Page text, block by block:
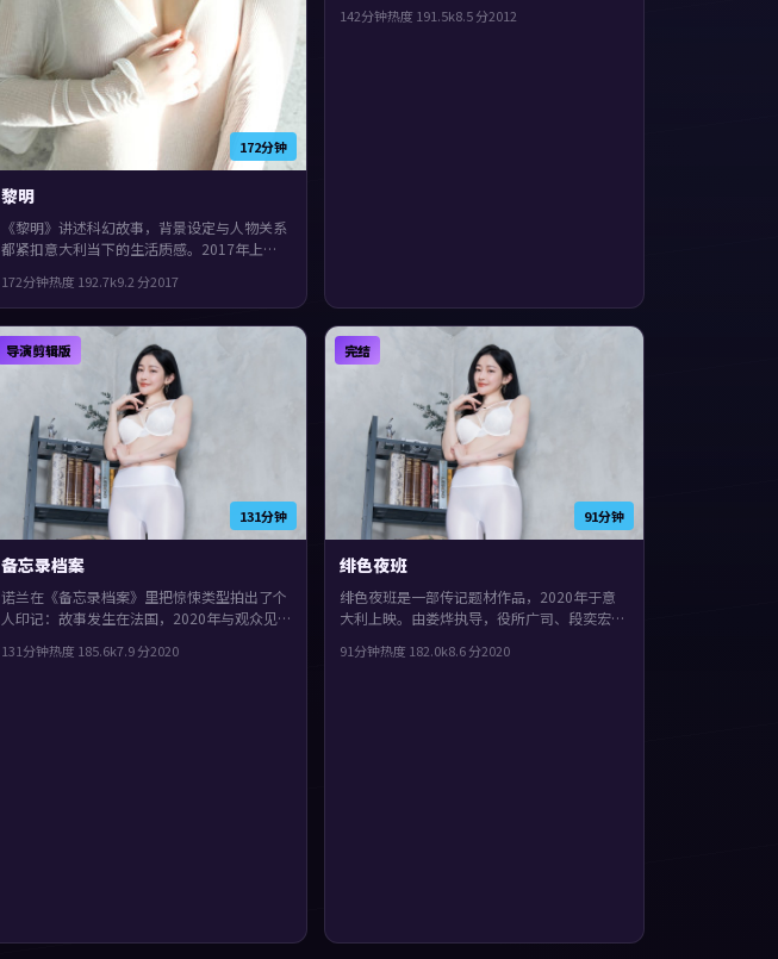
172分钟
黎明
《黎明》讲述科幻故事，背景设定与人物关系
都紧扣意大利当下的生活质感。2017年上
物在道德与生存之间反复拉扯，整体完成度较
高，适合喜欢细腻叙事与人物刻画的观众。
172分钟热度 192.7k9.2 分2017
仍保留了作者表达，真相像洋葱一样被层层剥
142分钟热度 191.5k8.5分2012
131分钟
导演剪辑版
备忘录档案
诺兰在《备忘录档案》里把惊悚类型拍出了个
人印记：故事发生在法国，2020年与观众见
片在类型框架里仍保留了作者表达，叙事在回
131分钟热度 185.6k7.9分2020
91分钟
完结
绯色夜班
绯色夜班是一部传记题材作品，2020年于意
大利上映。由娄烨执导，役所广司、段奕宏、
感，观感紧凑，值得推荐。
91分钟热度 182.0k8.6分2020